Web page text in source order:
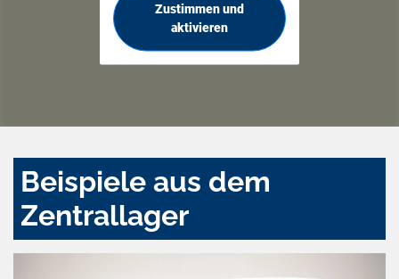
Zustimmen und
aktivieren
Beispiele aus dem
Zentrallager